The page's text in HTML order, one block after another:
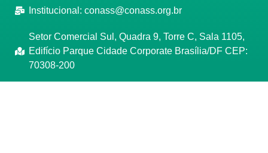
Institucional: conass@conass.org.br
Setor Comercial Sul, Quadra 9, Torre C, Sala 1105,
Edifício Parque Cidade Corporate Brasília/DF CEP:
70308-200